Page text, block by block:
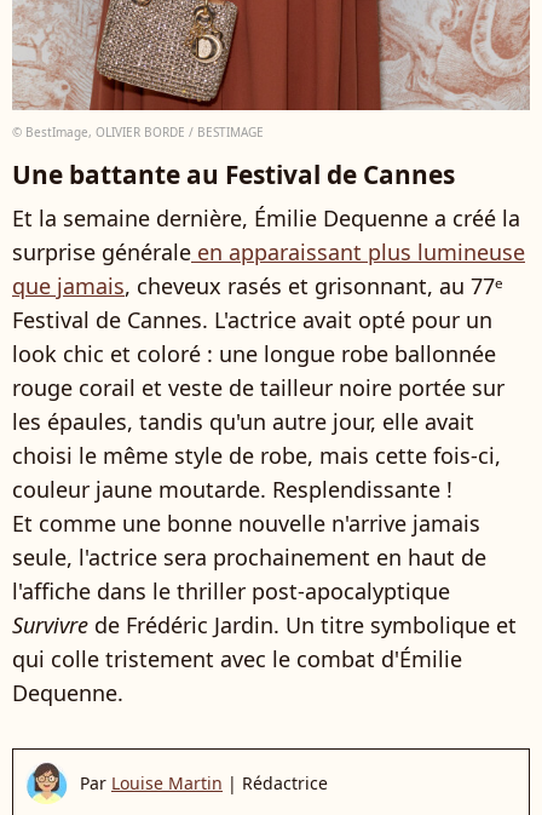
© BestImage, OLIVIER BORDE / BESTIMAGE
Une battante au Festival de Cannes
Et la semaine dernière, Émilie Dequenne a créé la
surprise générale en apparaissant plus lumineuse
que jamais, cheveux rasés et grisonnant, au 77ᵉ
Festival de Cannes. L'actrice avait opté pour un
look chic et coloré : une longue robe ballonnée
rouge corail et veste de tailleur noire portée sur
les épaules, tandis qu'un autre jour, elle avait
choisi le même style de robe, mais cette fois-ci,
couleur jaune moutarde. Resplendissante !
Et comme une bonne nouvelle n'arrive jamais
seule, l'actrice sera prochainement en haut de
l'affiche dans le thriller post-apocalyptique
Survivre de Frédéric Jardin. Un titre symbolique et
qui colle tristement avec le combat d'Émilie
Dequenne.
Par Louise Martin | Rédactrice